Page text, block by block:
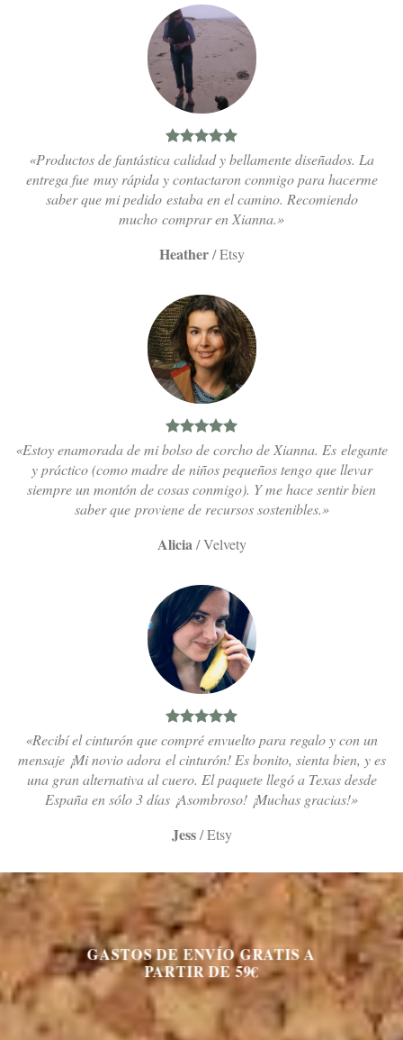
«Productos de fantástica calidad y bellamente diseñados. La
entrega fue muy rápida y contactaron conmigo para hacerme
saber que mi pedido estaba en el camino. Recomiendo
mucho comprar en Xianna.»
Heather /Etsy
«Estoy enamorada de mi bolso de corcho de Xianna. Es elegante
y práctico (como madre de niños pequeños tengo que llevar
siempre un montón de cosas conmigo). Y me hace sentir bien
saber que proviene de recursos sostenibles.»
Alicia /Velvety
«Recibí el cinturón que compré envuelto para regalo y con un
mensaje ¡Mi novio adora el cinturón! Es bonito, sienta bien, y es
una gran alternativa al cuero. El paquete llegó a Texas desde
España en sólo 3 días ¡Asombroso! ¡Muchas gracias!»
Jess /Etsy
GASTOS DE ENVÍO GRATIS A
PARTIR DE 59€